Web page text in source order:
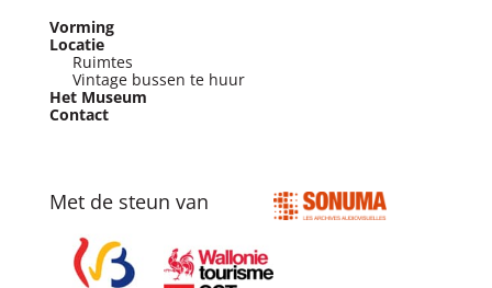
Vorming
Locatie
Ruimtes
Vintage bussen te huur
Het Museum
Contact
Met de steun van